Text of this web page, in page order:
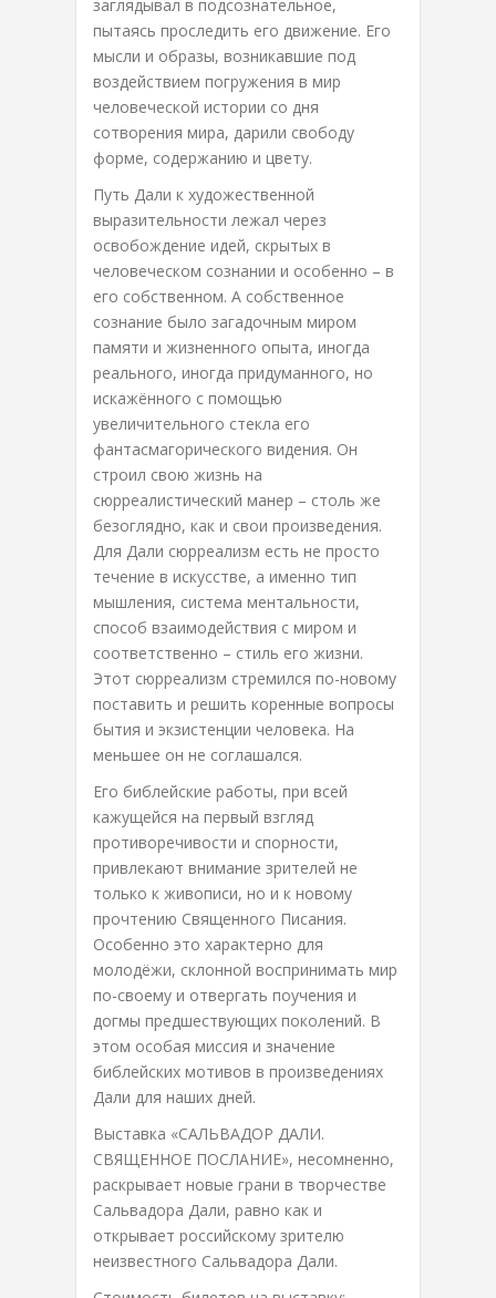
заглядывал в подсознательное,
пытаясь проследить его движение. Его
мысли и образы, возникавшие под
воздействием погружения в мир
человеческой истории со дня
сотворения мира, дарили свободу
форме, содержанию и цвету.
Путь Дали к художественной
выразительности лежал через
освобождение идей, скрытых в
человеческом сознании и особенно – в
его собственном. А собственное
сознание было загадочным миром
памяти и жизненного опыта, иногда
реального, иногда придуманного, но
искажённого с помощью
увеличительного стекла его
фантасмагорического видения. Он
строил свою жизнь на
сюрреалистический манер – столь же
безоглядно, как и свои произведения.
Для Дали сюрреализм есть не просто
течение в искусстве, а именно тип
мышления, система ментальности,
способ взаимодействия с миром и
соответственно – стиль его жизни.
Этот сюрреализм стремился по-новому
поставить и решить коренные вопросы
бытия и экзистенции человека. На
меньшее он не соглашался.
Его библейские работы, при всей
кажущейся на первый взгляд
противоречивости и спорности,
привлекают внимание зрителей не
только к живописи, но и к новому
прочтению Священного Писания.
Особенно это характерно для
молодёжи, склонной воспринимать мир
по-своему и отвергать поучения и
догмы предшествующих поколений. В
этом особая миссия и значение
библейских мотивов в произведениях
Дали для наших дней.
Выставка «САЛЬВАДОР ДАЛИ.
СВЯЩЕННОЕ ПОСЛАНИЕ», несомненно,
раскрывает новые грани в творчестве
Сальвадора Дали, равно как и
открывает российскому зрителю
неизвестного Сальвадора Дали.